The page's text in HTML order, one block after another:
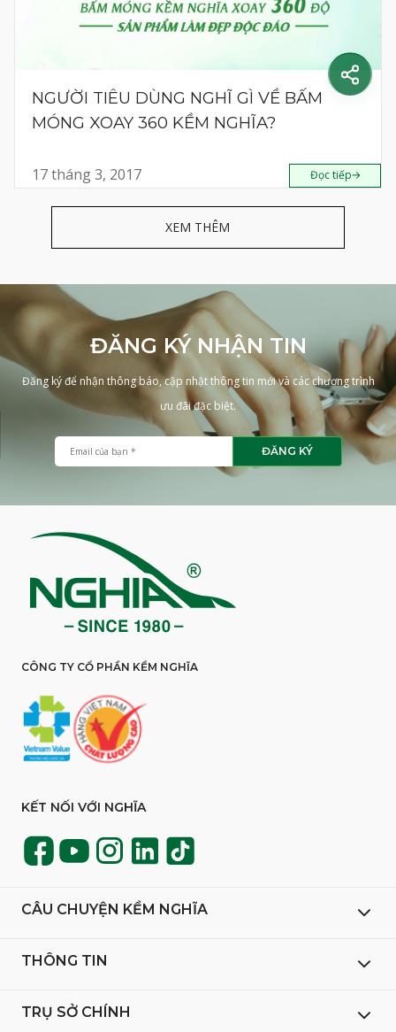
NGƯỜI TIÊU DÙNG NGHĨ GÌ VỀ BẤM
MÓNG XOAY 360 KỀM NGHĨA?
17 tháng 3, 2017 Đọc tiếp
XEM THÊM
ĐĂNG KÝ NHẬN TIN
Đăng ký để nhận thông báo, cập nhật thông tin mới và các chương trình
ưu đãi đặc biệt.
ĐĂNG KÝ
CÔNG TY CỔ PHẦN KỀM NGHĨA
KẾT NỐI VỚI NGHĨA
CÂU CHUYỆN KỀM NGHĨA
THÔNG TIN
TRỤ SỞ CHÍNH